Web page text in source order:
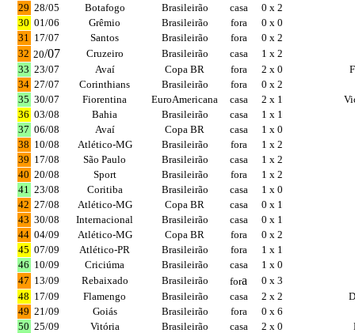
29 28/05 Botafogo Brasileirão casa
0 x 2
30 01/06 Grêmio Brasileirão fora
0 x 0
31 17/07 Santos Brasileirão fora
0 x 2
32 20/07 Cruzeiro Brasileirão casa
1 x 2
33 23/07 Avaí Copa BR fora 2 x 0
34 27/07 Corinthians Brasileirão fora
0 x 2
35 30/07 Fiorentina EuroAmericana casa 2 x 1
36 03/08 Bahia Brasileirão casa
1 x 1
37 06/08 Avaí Copa BR casa
1 x 0
38 10/08 Atlético-MG Brasileirão fora
1 x 2
39 17/08 São Paulo Brasileirão casa
1 x 2
40 20/08 Sport Brasileirão fora
1 x 2
41 23/08 Coritiba Brasileirão casa
1 x 0
42 27/08 Atlético-MG Copa BR casa
0 x 1
43 30/08 Internacional Brasileirão casa
0 x 1
44 04/09 Atlético-MG Copa BR fora
0 x 2
45 07/09 Atlético-PR Brasileirão fora
1 x 1
46 10/09 Criciúma Brasileirão casa
1 x 0
47 13/09 Rebaixado Brasileirão fora
0 x 3
48 17/09 Flamengo Brasileirão casa 2 x 2
49 21/09 Goiás Brasileirão fora
0 x 6
50 25/09 Vitória Brasileirão casa 2 x 0